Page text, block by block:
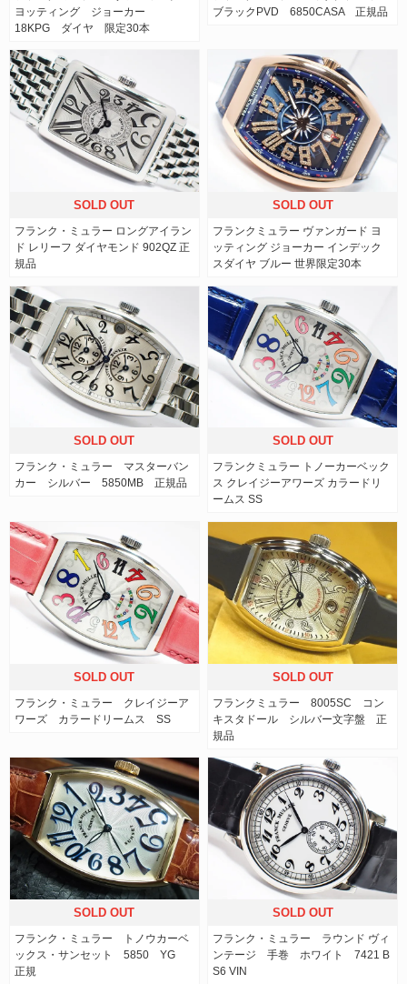
ヨッティング ジョーカー
18KPG ダイヤ 限定30本
ブラックPVD 6850CASA 正規品
SOLD OUT
フランク・ミュラー ロングアイラン
ド レリーフ ダイヤモンド 902QZ 正
規品
SOLD OUT
フランクミュラー ヴァンガード ヨ
ッティング ジョーカー インデック
スダイヤ ブルー 世界限定30本
SOLD OUT
フランク・ミュラー マスターバン
カー シルバー 5850MB 正規品
SOLD OUT
フランクミュラー トノーカーベック
ス クレイジーアワーズ カラードリ
ームス SS
SOLD OUT
フランク・ミュラー クレイジーア
ワーズ カラードリームス SS
SOLD OUT
フランクミュラー 8005SC コン
キスタドール シルバー文字盤 正
規品
SOLD OUT
フランク・ミュラー トノウカーベ
ックス・サンセット 5850 YG
正規
SOLD OUT
フランク・ミュラー ラウンド ヴィ
ンテージ 手巻 ホワイト 7421 B
S6 VIN